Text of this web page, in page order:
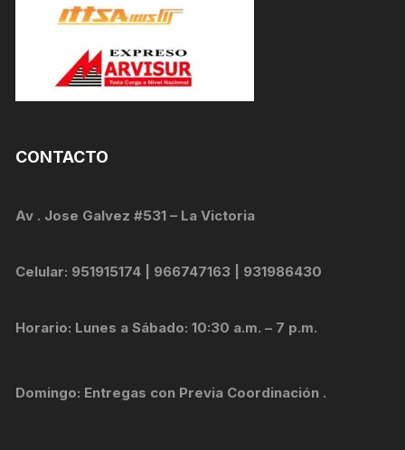
CONTACTO
Av . Jose Galvez #531 – La Victoria
Celular: 951915174 | 966747163 | 931986430
Horario: Lunes a Sábado: 10:30 a.m. – 7 p.m.
Domingo: Entregas con Previa Coordinación .